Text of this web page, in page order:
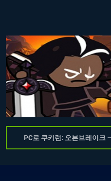
PC로 쿠키런: 오븐브레이크